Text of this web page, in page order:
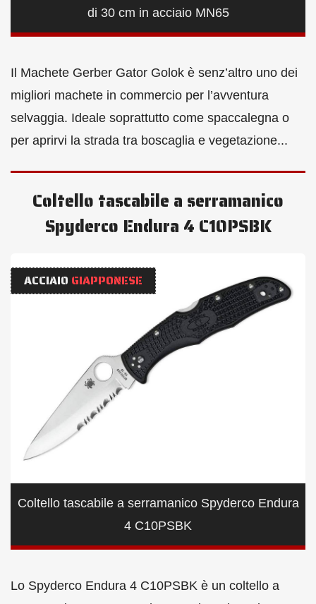
di 30 cm in acciaio MN65
Il Machete Gerber Gator Golok è senz’altro uno dei
migliori machete in commercio per l’avventura
selvaggia. Ideale soprattutto come spaccalegna o
per aprirvi la strada tra boscaglia e vegetazione...
Coltello tascabile a serramanico
Spyderco Endura 4 C10PSBK
ACCIAIO GIAPPONESE
Coltello tascabile a serramanico Spyderco Endura
4 C10PSBK
Lo Spyderco Endura 4 C10PSBK è un coltello a